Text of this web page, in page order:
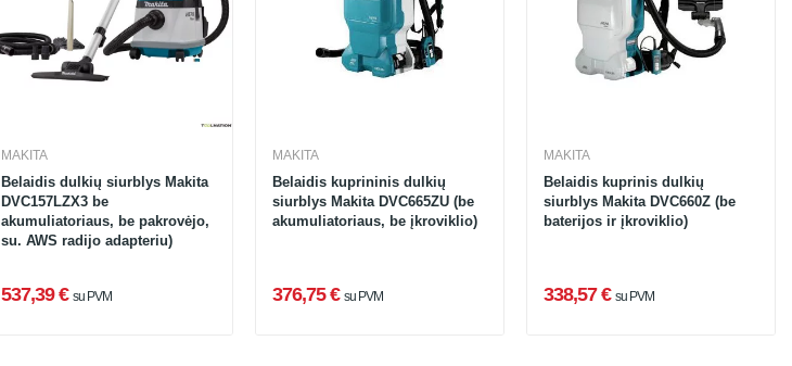
MAKITA
Belaidis dulkių siurblys Makita
DVC157LZX3 be
akumuliatoriaus, be pakrovėjo,
su. AWS radijo adapteriu)
537,39 € su PVM
MAKITA
Belaidis kuprininis dulkių
siurblys Makita DVC665ZU (be
akumuliatoriaus, be įkroviklio)
376,75 € su PVM
MAKITA
Belaidis kuprinis dulkių
siurblys Makita DVC660Z (be
baterijos ir įkroviklio)
338,57 € su PVM